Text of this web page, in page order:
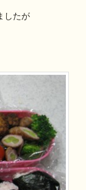
したが